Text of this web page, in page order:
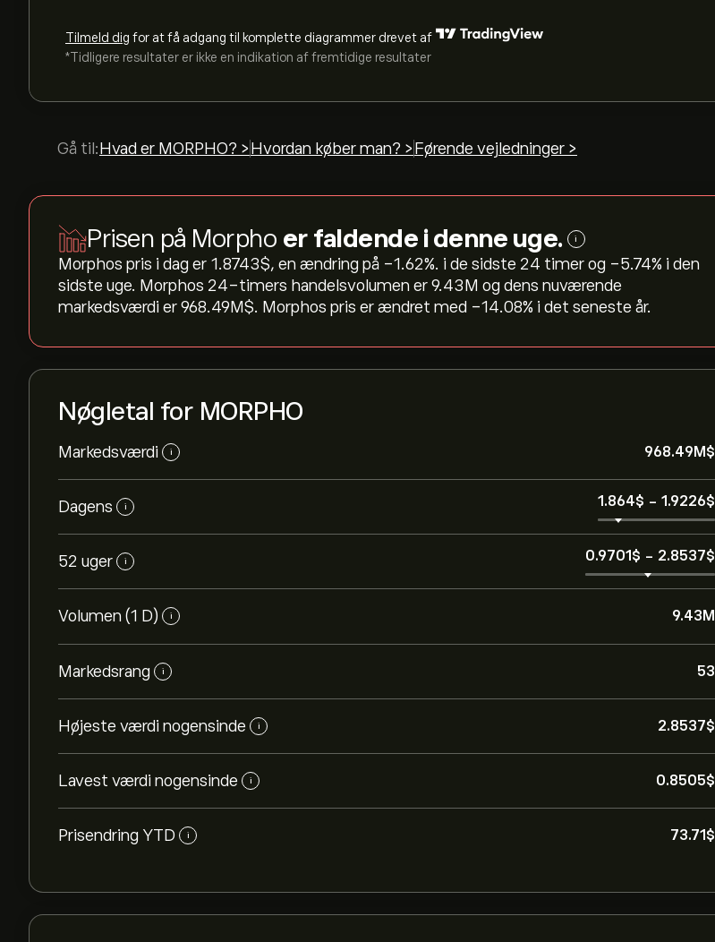
Tilmeld dig for at få adgang til komplette diagrammer drevet af
*Tidligere resultater er ikke en indikation af fremtidige resultater
Gå til: Hvad er MORPHO? > Hvordan køber man? > Førende vejledninger >
Prisen på Morpho er faldende i denne uge. i
Morphos pris i dag er 1.8743‎$‎, en ændring på ‎-1.62‎%. i de sidste 24 timer og ‎-5.74‎% i den
sidste uge. Morphos 24-timers handelsvolumen er 9.43M og dens nuværende
markedsværdi er 968.49M‎$‎. Morphos pris er ændret med ‎-14.08‎% i det seneste år.
Nøgletal for MORPHO
Markedsværdi i 968.49M‎$‎
Dagens i 1.864‎$‎ - 1.9226‎$‎
52 uger i 0.9701‎$‎ - 2.8537‎$‎
Volumen (1 D) i 9.43M
Markedsrang i 53
Højeste værdi nogensinde i 2.8537‎$‎
Lavest værdi nogensinde i 0.8505‎$‎
Prisendring YTD i 73.71‎$‎